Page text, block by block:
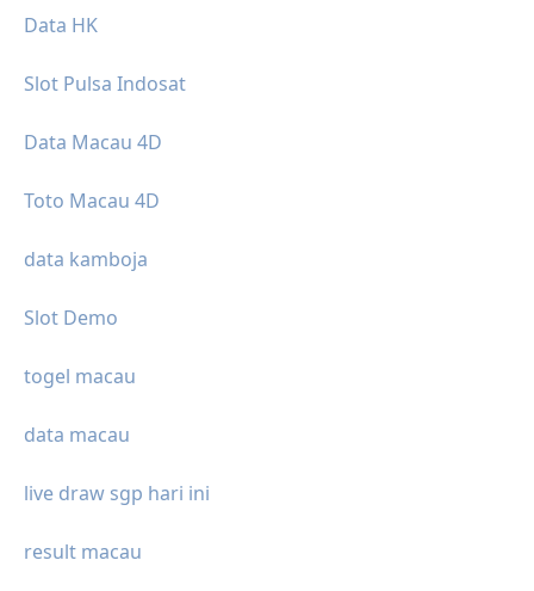
Data HK
Slot Pulsa Indosat
Data Macau 4D
Toto Macau 4D
data kamboja
Slot Demo
togel macau
data macau
live draw sgp hari ini
result macau